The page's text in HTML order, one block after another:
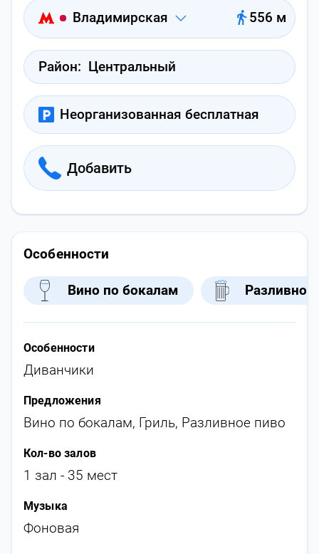
Владимирская 556 м
Район: Центральный
Неорганизованная бесплатная
Добавить
Особенности
Вино по бокалам Разливное
Особенности
Диванчики
Предложения
Вино по бокалам, Гриль, Разливное пиво
Кол-во залов
1 зал - 35 мест
Музыка
Фоновая